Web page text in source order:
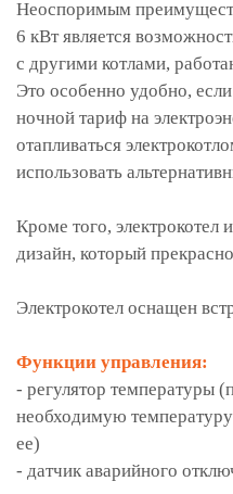
Неоспоримым
6 кВт является
с другими котлами,
Это особенно удобно,
ночной тариф на
отапливаться
использовать
Кроме того, электрокотел
дизайн, который
Электрокотел оснащен
Функции управления:
- регулятор температуры
необходимую
ее)
- датчик аварийного